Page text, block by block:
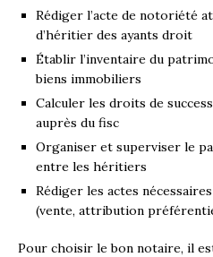
Rédiger l’acte de notoriété
d’héritier des ayants droit
Établir l’inventaire du
biens immobiliers
Calculer les droits de
auprès du fisc
Organiser et superviser le
entre les héritiers
Rédiger les actes
(vente, attribution
Pour choisir le bon notaire, il